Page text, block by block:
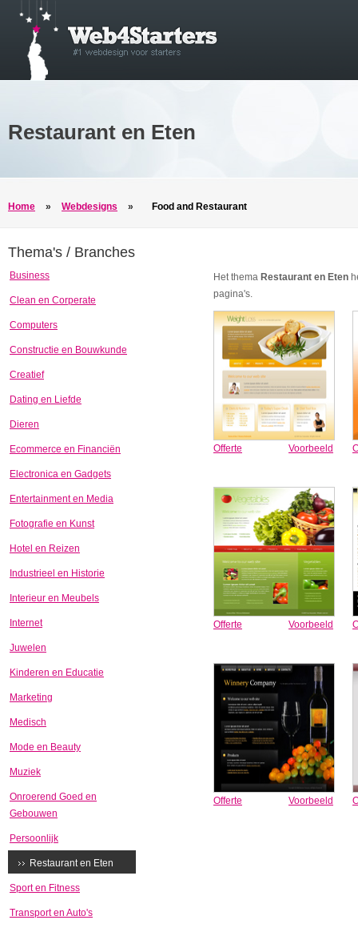
Restaurant en Eten
Home » Webdesigns » Food and Restaurant
Thema's / Branches
Business
Clean en Corperate
Computers
Constructie en Bouwkunde
Creatief
Dating en Liefde
Dieren
Ecommerce en Financiën
Electronica en Gadgets
Entertainment en Media
Fotografie en Kunst
Hotel en Reizen
Industrieel en Historie
Interieur en Meubels
Internet
Juwelen
Kinderen en Educatie
Marketing
Medisch
Mode en Beauty
Muziek
Onroerend Goed en
Gebouwen
Persoonlijk
Restaurant en Eten
Sport en Fitness
Transport en Auto's
Het thema Restaurant en Eten
pagina's.
Offerte Voorbeeld
Offerte Voorbeeld
Offerte Voorbeeld